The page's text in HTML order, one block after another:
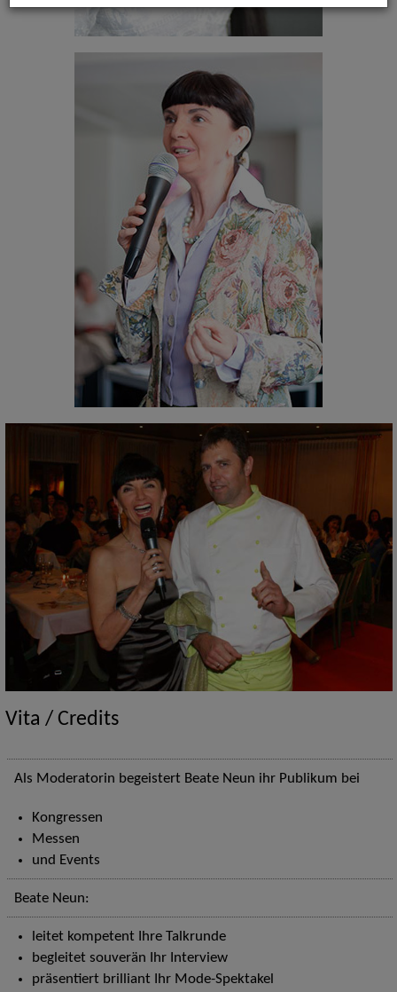
Vita / Credits
Als Moderatorin begeistert Beate Neun ihr Publikum bei
Kongressen
Messen
und Events
Beate Neun:
leitet kompetent Ihre Talkrunde
begleitet souverän Ihr Interview
präsentiert brilliant Ihr Mode-Spektakel